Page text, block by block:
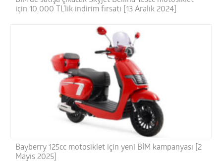
için 10.000 TL’lik indirim fırsatı [13 Aralık 2024]
Bayberry 125cc motosiklet için yeni BİM kampanyası [2
Mayıs 2025]